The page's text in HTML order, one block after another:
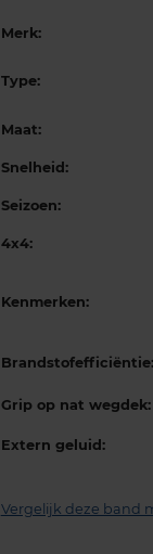
Merk:
Type:
Maat:
Snelheid:
Seizoen:
4x4:
Kenmerken:
Brandstofefficiëntie:
Grip op nat wegdek:
Extern geluid:
Vergelijk deze band